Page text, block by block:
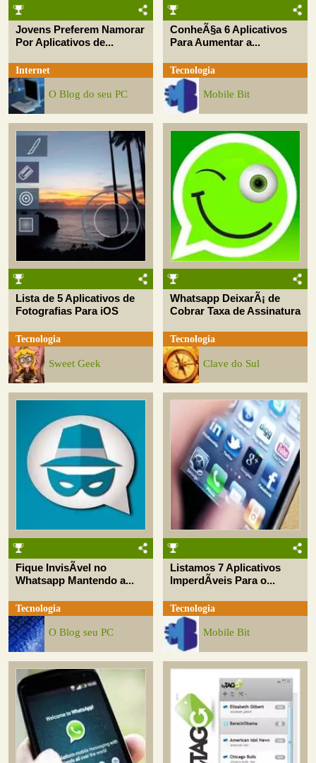
Jovens Preferem Namorar
Por Aplicativos de...
Internet
O Blog do seu PC
ConheÃ§a 6 Aplicativos
Para Aumentar a...
Tecnologia
Mobile Bit
Lista de 5 Aplicativos de
Fotografias Para iOS
Tecnologia
Sweet Geek
Whatsapp DeixarÃ¡ de
Cobrar Taxa de Assinatura
Tecnologia
Clave do Sul
Fique InvisÃ­vel no
Whatsapp Mantendo a...
Tecnologia
O Blog seu PC
Listamos 7 Aplicativos
ImperdÃ­veis Para o...
Tecnologia
Mobile Bit